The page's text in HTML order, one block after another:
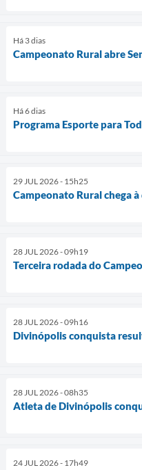
Há 3 dias
Campeonato Rural abre
Há 6 dias
Programa Esporte para
29 JUL 2026 - 15h25
Campeonato Rural chega
28 JUL 2026 - 09h19
Terceira rodada do
28 JUL 2026 - 09h16
Divinópolis conquista
28 JUL 2026 - 08h35
Atleta de Divinópolis
24 JUL 2026 - 17h49